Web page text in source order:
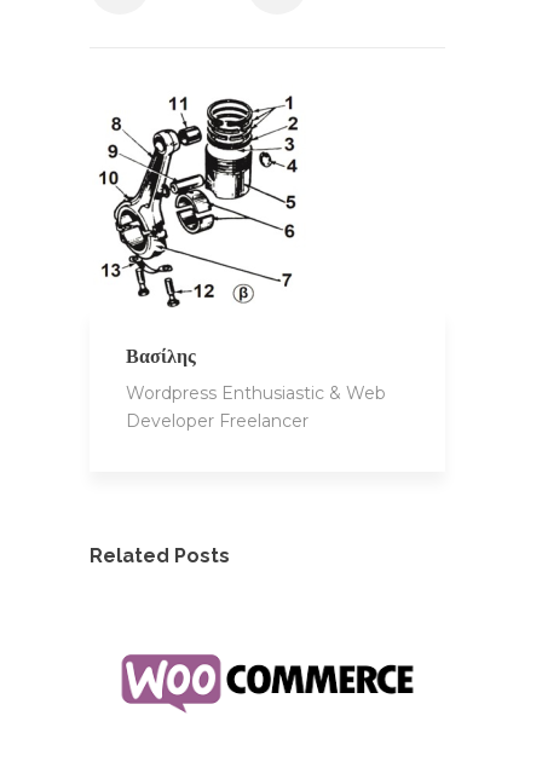
Βασίλης
Wordpress Enthusiastic & Web
Developer Freelancer
Related Posts